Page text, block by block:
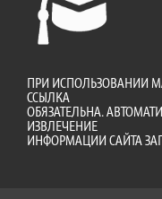
ПРИ ИСПОЛЬЗОВАНИИ
ССЫЛКА
ОБЯЗАТЕЛЬНА.
ИЗВЛЕЧЕНИЕ
ИНФОРМАЦИИ САЙТА